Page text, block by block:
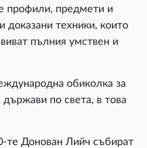
профили, предмети и
доказани техники, които
пълния умствен и
обиколка за
по света, в това
те Донован Лийч събират